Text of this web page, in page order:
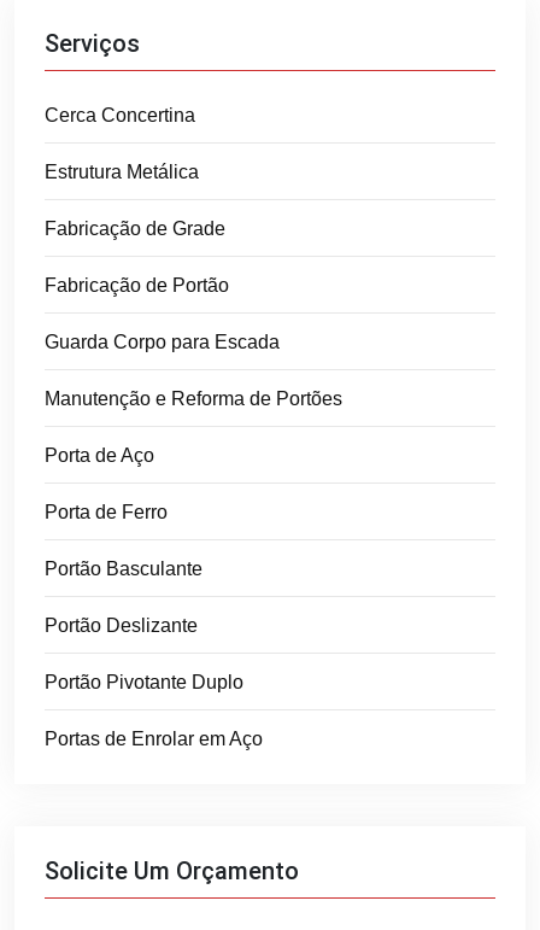
Serviços
Cerca Concertina
Estrutura Metálica
Fabricação de Grade
Fabricação de Portão
Guarda Corpo para Escada
Manutenção e Reforma de Portões
Porta de Aço
Porta de Ferro
Portão Basculante
Portão Deslizante
Portão Pivotante Duplo
Portas de Enrolar em Aço
Solicite Um Orçamento